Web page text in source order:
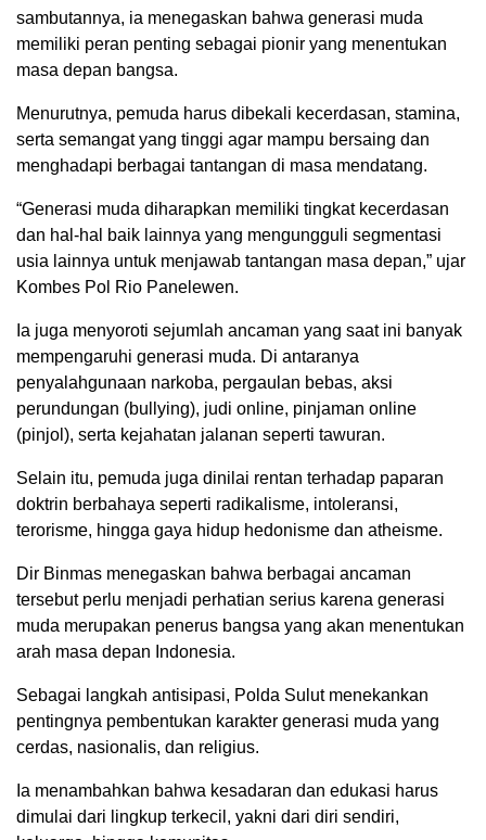
sambutannya, ia menegaskan bahwa generasi muda
memiliki peran penting sebagai pionir yang menentukan
masa depan bangsa.
Menurutnya, pemuda harus dibekali kecerdasan, stamina,
serta semangat yang tinggi agar mampu bersaing dan
menghadapi berbagai tantangan di masa mendatang.
“Generasi muda diharapkan memiliki tingkat kecerdasan
dan hal-hal baik lainnya yang mengungguli segmentasi
usia lainnya untuk menjawab tantangan masa depan,” ujar
Kombes Pol Rio Panelewen.
Ia juga menyoroti sejumlah ancaman yang saat ini banyak
mempengaruhi generasi muda. Di antaranya
penyalahgunaan narkoba, pergaulan bebas, aksi
perundungan (bullying), judi online, pinjaman online
(pinjol), serta kejahatan jalanan seperti tawuran.
Selain itu, pemuda juga dinilai rentan terhadap paparan
doktrin berbahaya seperti radikalisme, intoleransi,
terorisme, hingga gaya hidup hedonisme dan atheisme.
Dir Binmas menegaskan bahwa berbagai ancaman
tersebut perlu menjadi perhatian serius karena generasi
muda merupakan penerus bangsa yang akan menentukan
arah masa depan Indonesia.
Sebagai langkah antisipasi, Polda Sulut menekankan
pentingnya pembentukan karakter generasi muda yang
cerdas, nasionalis, dan religius.
Ia menambahkan bahwa kesadaran dan edukasi harus
dimulai dari lingkup terkecil, yakni dari diri sendiri,